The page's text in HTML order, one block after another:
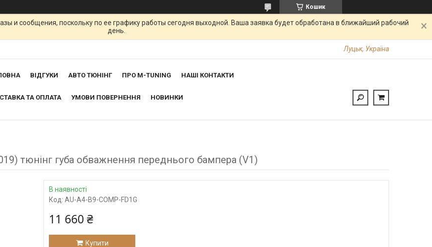
Кошик
и сообщения, поскольку по ее графику работы сегодня выходной. Ваша заявка будет обработана в ближайший рабочий
день.
Луцьк, Україна
ВІДГУКИ АВТО ТЮНІНГ ПРО M-TUNING НАШІ КОНТАКТИ
ТА ОПЛАТА УМОВИ ПОВЕРНЕННЯ НОВИНКИ
тюнінг губа обважнення переднього бампера (V1)
В наявності
Код: AU-A4-B9-COMP-FD1G
11 660 ₴
Купити